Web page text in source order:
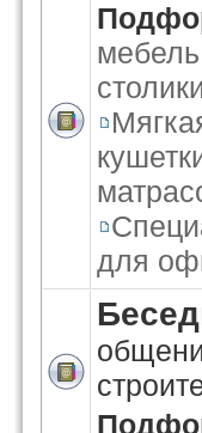
мебель
для